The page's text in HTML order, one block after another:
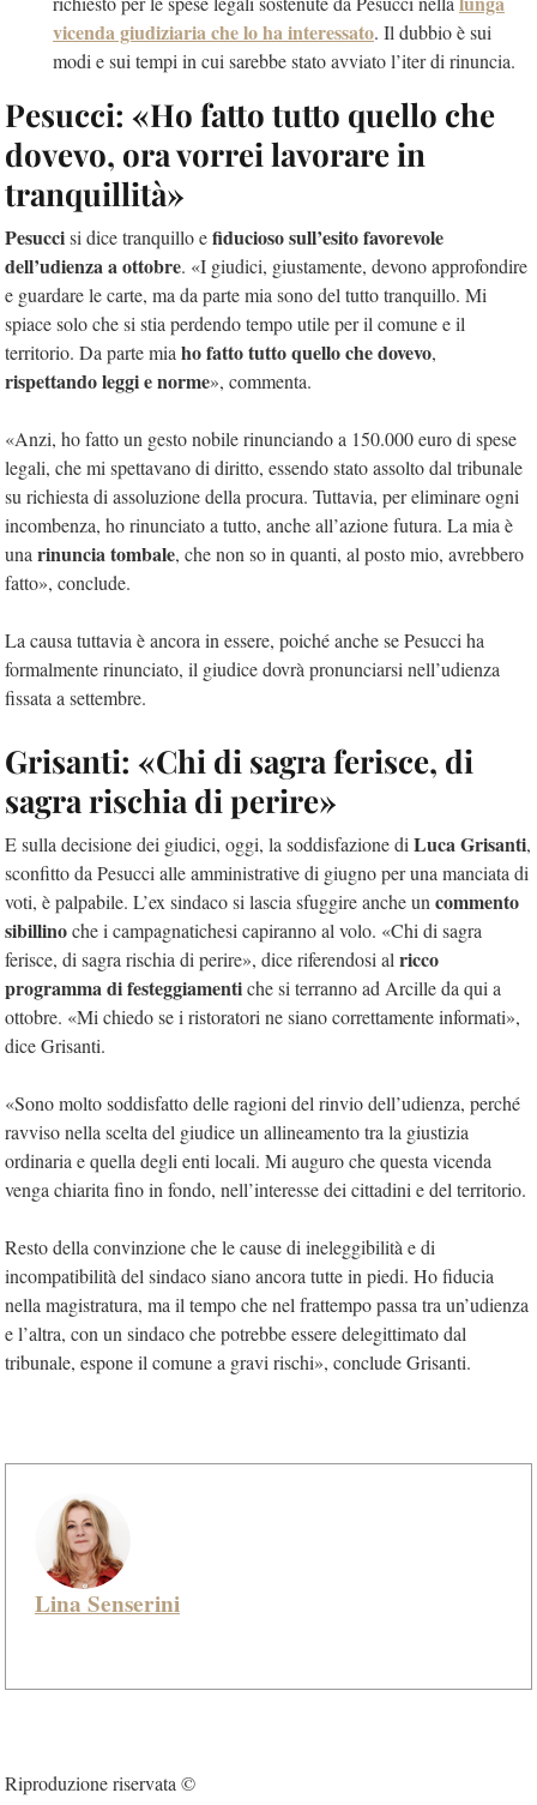
vicenda giudiziaria che lo ha interessato. Il dubbio è sui
modi e sui tempi in cui sarebbe stato avviato l’iter di rinuncia.
Pesucci: «Ho fatto tutto quello che
dovevo, ora vorrei lavorare in
tranquillità»
Pesuccisi dice tranquillo efiducioso sull’esito favorevole
dell’udienza a ottobre. «I giudici, giustamente, devono approfondire
e guardare le carte, ma da parte mia sono del tutto tranquillo. Mi
spiace solo che si stia perdendo tempo utile per il comune e il
territorio. Da parte mia ho fatto tutto quello che dovevo,
rispettando leggi e norme», commenta.
«Anzi, ho fatto un gesto nobile rinunciando a 150.000 euro di spese
legali, che mi spettavano di diritto, essendo stato assolto dal tribunale
su richiesta di assoluzione della procura. Tuttavia, per eliminare ogni
incombenza, ho rinunciato a tutto, anche all’azione futura. La mia è
una rinuncia tombale, che non so in quanti, al posto mio, avrebbero
fatto», conclude.
La causa tuttavia è ancora in essere, poiché anche se Pesucci ha
formalmente rinunciato, il giudice dovrà pronunciarsi nell’udienza
fissata a settembre.
Grisanti: «Chi di sagra ferisce, di
sagra rischia di perire»
E sulla decisione dei giudici, oggi, la soddisfazione di Luca Grisanti,
sconfitto da Pesucci alle amministrative di giugno per una manciata di
voti, è palpabile. L’ex sindaco si lascia sfuggire anche un commento
sibillinoche i campagnatichesi capiranno al volo. «Chi di sagra
ferisce, di sagra rischia di perire», dice riferendosi al ricco
programma di festeggiamentiche si terranno ad Arcille da qui a
ottobre. «Mi chiedo se i ristoratori ne siano correttamente informati»,
dice Grisanti.
«Sono molto soddisfatto delle ragioni del rinvio dell’udienza, perché
ravviso nella scelta del giudice un allineamento tra la giustizia
ordinaria e quella degli enti locali. Mi auguro che questa vicenda
venga chiarita fino in fondo, nell’interesse dei cittadini e del territorio.
Resto della convinzione che le cause di ineleggibilità e di
incompatibilità del sindaco siano ancora tutte in piedi. Ho fiducia
nella magistratura, ma il tempo che nel frattempo passa tra un’udienza
e l’altra, con un sindaco che potrebbe essere delegittimato dal
tribunale, espone il comune a gravi rischi», conclude Grisanti.
Lina Senserini
Riproduzione riservata ©